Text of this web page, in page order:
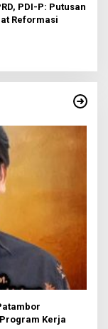
PDI-P: Putusan
Reformasi
Kerja